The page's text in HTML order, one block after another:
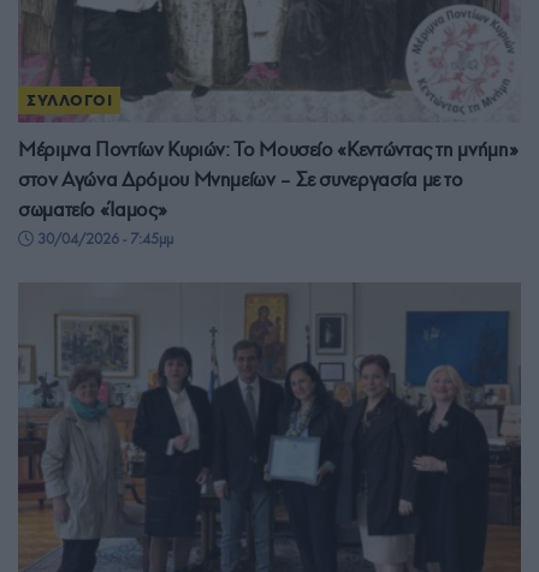
ΣΥΛΛΟΓΟΙ
Μέριμνα Ποντίων Κυριών: Το Μουσείο «Κεντώντας τη μνήμη»
στον Αγώνα Δρόμου Μνημείων – Σε συνεργασία με το
σωματείο «Ίαμος»
30/04/2026 - 7:45μμ